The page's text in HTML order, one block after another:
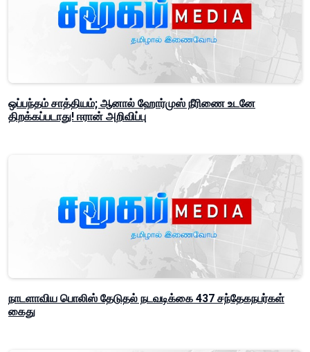
ஒப்பந்தம் சாத்தியம்; ஆனால் ஹோர்முஸ் நீரிணை உடனே
திறக்கப்படாது! ஈரான் அறிவிப்பு
நாடளாவிய பொலிஸ் தேடுதல் நடவடிக்கை 437 சந்தேகநபர்கள்
கைது